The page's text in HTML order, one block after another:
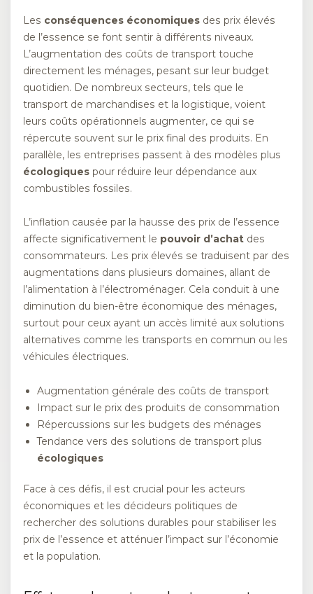
Les conséquences économiques des prix élevés
de l’essence se font sentir à différents niveaux.
L’augmentation des coûts de transport touche
directement les ménages, pesant sur leur budget
quotidien. De nombreux secteurs, tels que le
transport de marchandises et la logistique, voient
leurs coûts opérationnels augmenter, ce qui se
répercute souvent sur le prix final des produits. En
parallèle, les entreprises passent à des modèles plus
écologiques pour réduire leur dépendance aux
combustibles fossiles.
L’inflation causée par la hausse des prix de l’essence
affecte significativement le pouvoir d’achat des
consommateurs. Les prix élevés se traduisent par des
augmentations dans plusieurs domaines, allant de
l’alimentation à l’électroménager. Cela conduit à une
diminution du bien-être économique des ménages,
surtout pour ceux ayant un accès limité aux solutions
alternatives comme les transports en commun ou les
véhicules électriques.
Augmentation générale des coûts de transport
Impact sur le prix des produits de consommation
Répercussions sur les budgets des ménages
Tendance vers des solutions de transport plus
écologiques
Face à ces défis, il est crucial pour les acteurs
économiques et les décideurs politiques de
rechercher des solutions durables pour stabiliser les
prix de l’essence et atténuer l’impact sur l’économie
et la population.